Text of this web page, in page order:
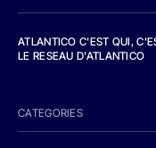
ATLANTICO C'EST QUI,
LE RESEAU D'ATLANTICO
CATEGORIES